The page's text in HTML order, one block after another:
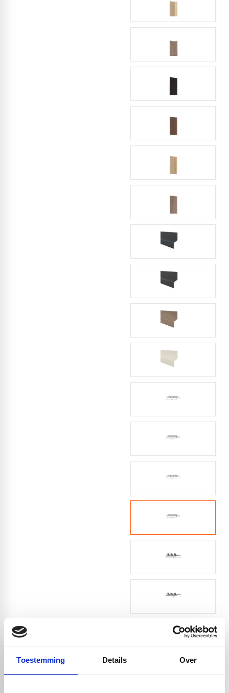
Toestemming Details Over